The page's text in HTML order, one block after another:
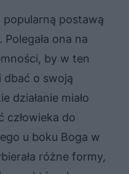
postawą
ona na
by w ten
dbać o swoją
działanie miało
człowieka do
u boku Boga w
różne formy,